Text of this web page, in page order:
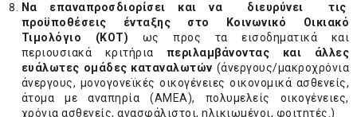
Να επαναπροσδιορίσει και να διευρύνει τις
προϋποθέσεις ένταξης στο Κοινωνικό Οικιακό
Τιμολόγιο (ΚΟΤ) ως προς τα εισοδηματικά και
περιουσιακά κριτήρια περιλαμβάνοντας και άλλες
ευάλωτες ομάδες καταναλωτών (άνεργους/μακροχρόνια
άνεργους, μονογονεϊκές οικογένειες οικονομικά ασθενείς,
άτομα με αναπηρία (ΑMEA), πολυμελείς οικογένειες,
χρόνια ασθενείς, ανασφάλιστοι, ηλικιωμένοι, φοιτητές.)